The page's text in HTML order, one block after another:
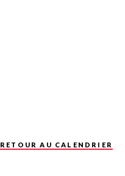
RETOUR AU CALENDRIER